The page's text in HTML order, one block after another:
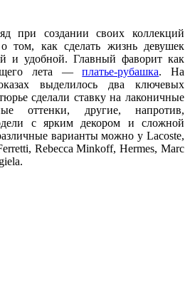
при создании своих коллекций
том, как сделать жизнь девушек
и удобной. Главный фаворит как
лета —платье-рубашка. На
выделилось два ключевых
сделали ставку на лаконичные
оттенки, другие, напротив,
с ярким декором и сложной
варианты можно у Lacoste,
Rebecca Minkoff, Hermes, Marc